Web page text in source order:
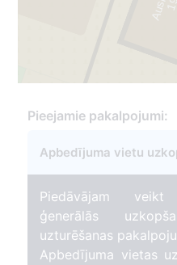
1
9
4
5
-
2
0
0
Pieejamie pakalpojumi:
Apbedījuma vietu
Piedāvājam
ģenerālās
uzturēšanas
Apbedījuma vietas